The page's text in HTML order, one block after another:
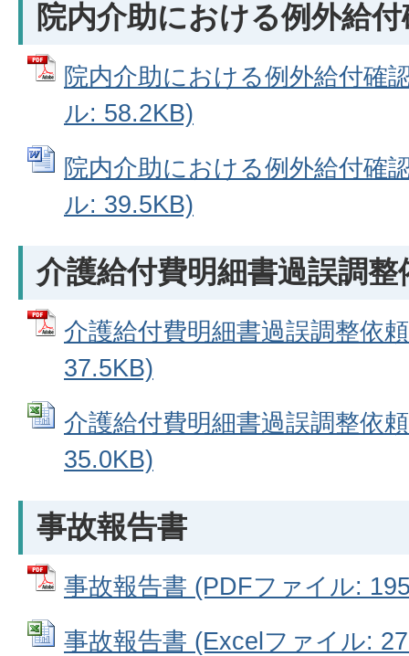
院内介助における例外給
院内介助における例外給付確
ル: 58.2KB)
院内介助における例外給付確
ル: 39.5KB)
介護給付費明細書過誤調整
介護給付費明細書過誤調整依
37.5KB)
介護給付費明細書過誤調整依
35.0KB)
事故報告書
事故報告書 (PDFファイル:
事故報告書 (Excelファイル: